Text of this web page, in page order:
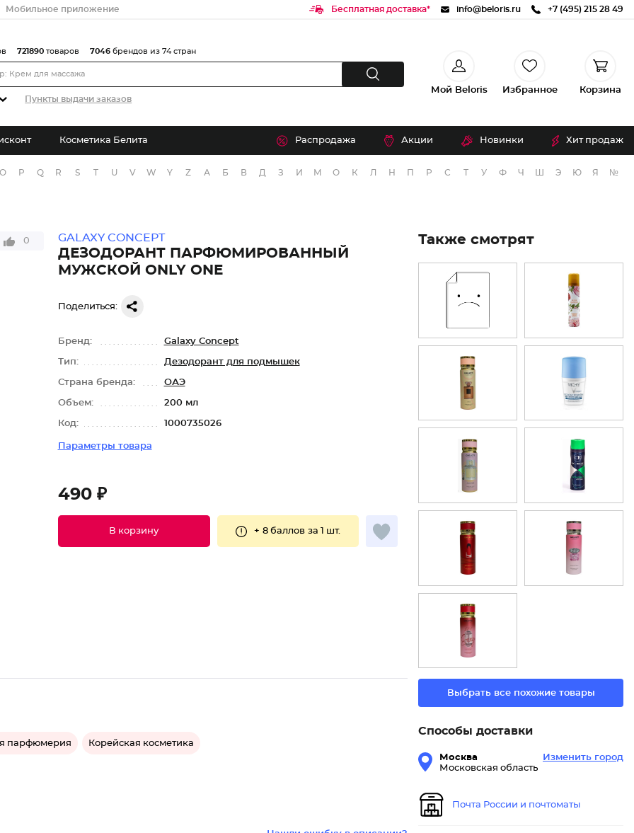
Мобильное приложение Бесплатная доставка* info@beloris.ru +7 (495) 215 28 49
Пункты выдачи заказов
721890 товаров 7046 брендов из 74 стран
Мой Beloris Избранное Корзина
Косметика Белита Распродажа Акции Новинки Хит продаж
O P Q R S T U V W Y Z А Б В Д З И М О К Л Н П Р С Т У Ф Ч Э Ю Я №
0 GALAXY CONCEPT
ДЕЗОДОРАНТ ПАРФЮМИРОВАННЫЙ
МУЖСКОЙ ONLY ONE
Поделиться:
Бренд: Galaxy Concept
Тип: Дезодорант для подмышек
Страна бренда: ОАЭ
Объем: 200 мл
Код: 1000735026
Параметры товара
490 ₽
В корзину + 8 баллов за 1 шт.
парфюмерия Корейская косметика
Также смотрят
Выбрать все похожие товары
Способы доставки
Москва
Московская область
Изменить город
Почта России и почтоматы